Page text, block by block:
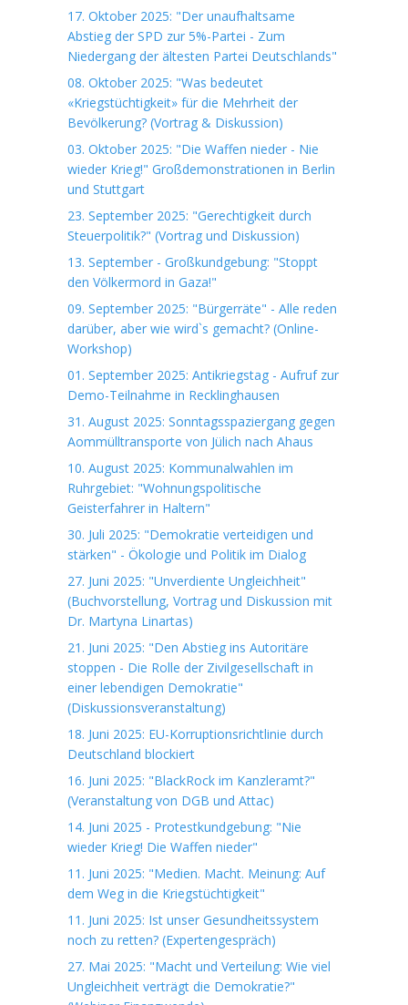
17. Oktober 2025: "Der unaufhaltsame
Abstieg der SPD zur 5%-Partei - Zum
Niedergang der ältesten Partei Deutschlands"
08. Oktober 2025: "Was bedeutet
«Kriegstüchtigkeit» für die Mehrheit der
Bevölkerung? (Vortrag & Diskussion)
03. Oktober 2025: "Die Waffen nieder - Nie
wieder Krieg!" Großdemonstrationen in Berlin
und Stuttgart
23. September 2025: "Gerechtigkeit durch
Steuerpolitik?" (Vortrag und Diskussion)
13. September - Großkundgebung: "Stoppt
den Völkermord in Gaza!"
09. September 2025: "Bürgerräte" - Alle reden
darüber, aber wie wird`s gemacht? (Online-
Workshop)
01. September 2025: Antikriegstag - Aufruf zur
Demo-Teilnahme in Recklinghausen
31. August 2025: Sonntagsspaziergang gegen
Aommülltransporte von Jülich nach Ahaus
10. August 2025: Kommunalwahlen im
Ruhrgebiet: "Wohnungspolitische
Geisterfahrer in Haltern"
30. Juli 2025: "Demokratie verteidigen und
stärken" - Ökologie und Politik im Dialog
27. Juni 2025: "Unverdiente Ungleichheit"
(Buchvorstellung, Vortrag und Diskussion mit
Dr. Martyna Linartas)
21. Juni 2025: "Den Abstieg ins Autoritäre
stoppen - Die Rolle der Zivilgesellschaft in
einer lebendigen Demokratie"
(Diskussionsveranstaltung)
18. Juni 2025: EU-Korruptionsrichtlinie durch
Deutschland blockiert
16. Juni 2025: "BlackRock im Kanzleramt?"
(Veranstaltung von DGB und Attac)
14. Juni 2025 - Protestkundgebung: "Nie
wieder Krieg! Die Waffen nieder"
11. Juni 2025: "Medien. Macht. Meinung: Auf
dem Weg in die Kriegstüchtigkeit"
11. Juni 2025: Ist unser Gesundheitssystem
noch zu retten? (Expertengespräch)
27. Mai 2025: "Macht und Verteilung: Wie viel
Ungleichheit verträgt die Demokratie?"